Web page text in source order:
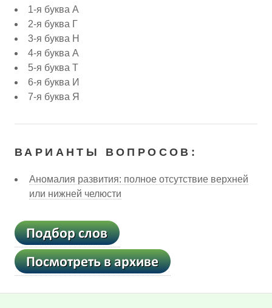
1-я буква А
2-я буква Г
3-я буква Н
4-я буква А
5-я буква Т
6-я буква И
7-я буква Я
ВАРИАНТЫ ВОПРОСОВ:
Аномалия развития: полное отсутствие верхней
или нижней челюсти